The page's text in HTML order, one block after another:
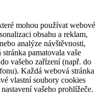
mohou používat webové
obsahu a reklam,
analýze návštěvnosti,
pamatovala vaše
vašeho zařízení (např. do
Každá webová stránka
vlastní soubory cookies
vašeho prohlížeče.